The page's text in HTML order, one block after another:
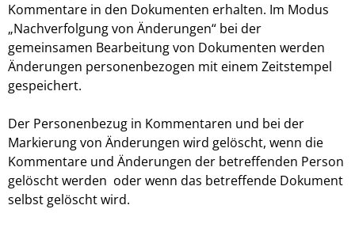
Kommentare in den Dokumenten erhalten. Im Modus
„Nachverfolgung von Änderungen“ bei der
gemeinsamen Bearbeitung von Dokumenten werden
Änderungen personenbezogen mit einem Zeitstempel
gespeichert.
Der Personenbezug in Kommentaren und bei der
Markierung von Änderungen wird gelöscht, wenn die
Kommentare und Änderungen der betreffenden Person
gelöscht werden oder wenn das betreffende Dokument
selbst gelöscht wird.